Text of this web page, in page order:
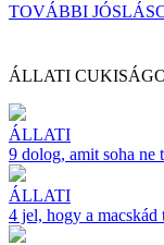
TOVÁBBI
ÁLLATI
ÁLLATI
9 dolog, amit soha ne
ÁLLATI
4 jel, hogy a macskád